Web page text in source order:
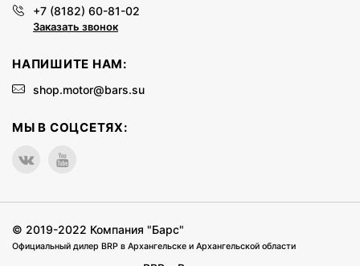
+7 (8182) 60-81-02
Заказать звонок
НАПИШИТЕ НАМ:
shop.motor@bars.su
МЫ В СОЦСЕТЯХ:
© 2019-2022 Компания "Барс"
Официальный дилер BRP в Архангельске и Архангельской области